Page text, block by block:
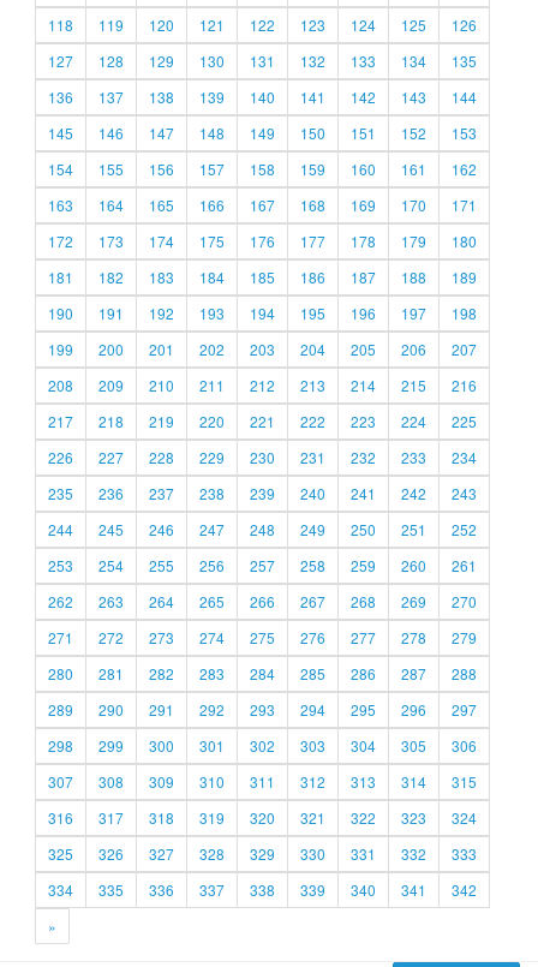
118
119 120 121 122 123 124 125
126
127
128 129 130 131 132 133 134
135
136
137 138 139 140 141 142 143
144
145
146 147 148 149 150 151 152
153
154
155 156 157 158 159 160 161
162
163
164 165 166 167 168 169 170
171
172
173 174 175 176 177 178 179
180
181
182 183 184 185 186 187 188
189
190
191 192 193 194 195 196 197
198
199
200 201 202 203 204 205 206
207
208
209 210 211 212 213 214 215
216
217
218 219 220 221 222 223 224
225
226
227 228 229 230 231 232 233
234
235
236 237 238 239 240 241 242
243
244
245 246 247 248 249 250 251
252
253
254 255 256 257 258 259 260
261
262
263 264 265 266 267 268 269
270
271
272 273 274 275 276 277 278
279
280
281 282 283 284 285 286 287
288
289
290 291 292 293 294 295 296
297
298
299 300 301 302 303 304 305
306
307
308 309 310 311 312 313 314
315
316
317 318 319 320 321 322 323
324
325
326 327 328 329 330 331 332
333
334
335 336 337 338 339 340 341
342
»